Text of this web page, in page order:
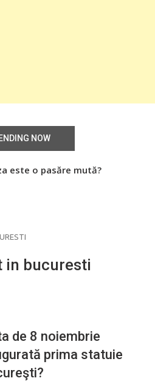
NOW
este o pasăre mută?
substanţele benefice
in bucuresti
de 8 noiembrie
prima statuie